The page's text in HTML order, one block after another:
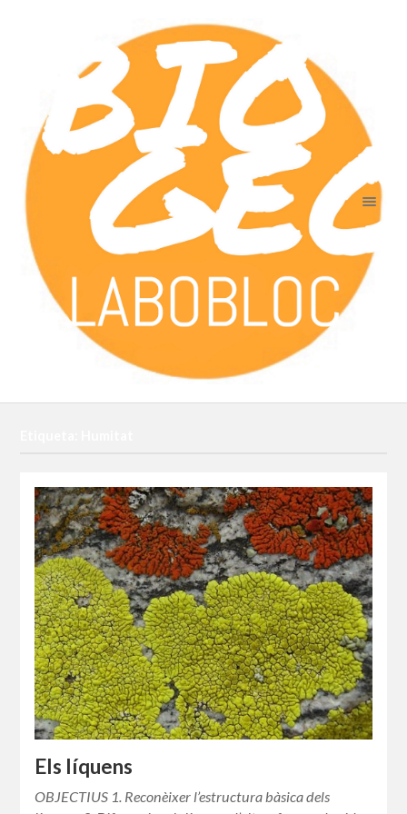
Els líquens
OBJECTIUS 1. Reconèixer l’estructura bàsica dels